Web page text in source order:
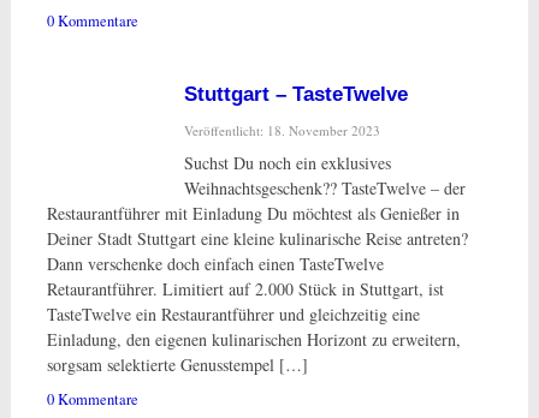
0 Kommentare
Stuttgart – TasteTwelve
Veröffentlicht: 18. November 2023
Suchst Du noch ein exklusives
Weihnachtsgeschenk?? TasteTwelve – der
Restaurantführer mit Einladung Du möchtest als Genießer in
Deiner Stadt Stuttgart eine kleine kulinarische Reise antreten?
Dann verschenke doch einfach einen TasteTwelve
Retaurantführer. Limitiert auf 2.000 Stück in Stuttgart, ist
TasteTwelve ein Restaurantführer und gleichzeitig eine
Einladung, den eigenen kulinarischen Horizont zu erweitern,
sorgsam selektierte Genusstempel […]
0 Kommentare